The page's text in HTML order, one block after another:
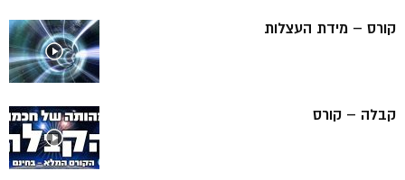
קורס – מידת העצלות
קבלה – קורס